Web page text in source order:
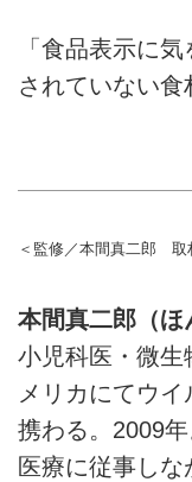
「食品表示に
されていない食
＜監修／本間真二郎 取
本間真二郎（ほ
小児科医・微生
メリカにてウ
携わる。2009
医療に従事し